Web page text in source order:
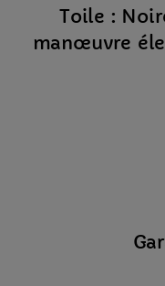
Toile :
manœuvre